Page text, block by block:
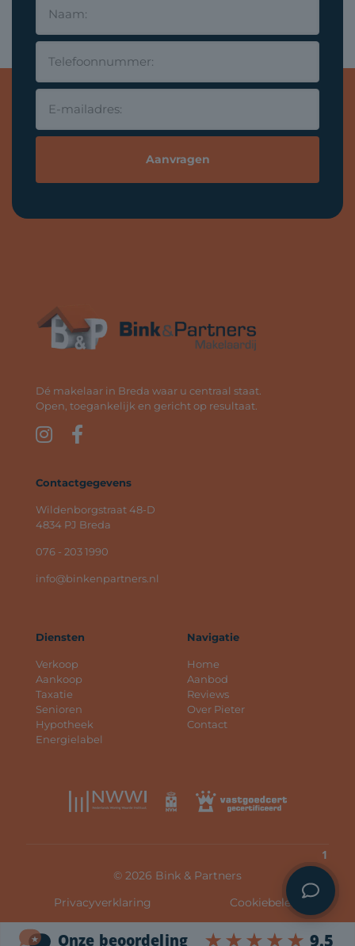
Dé makelaar in Breda waar u centraal staat.
Open, toegankelijk en gericht op resultaat.
Contactgegevens
Wildenborgstraat 48-D
4834 PJ Breda
076 - 203 1990
info@binkenpartners.nl
Diensten
Verkoop
Aankoop
Taxatie
Senioren
Hypotheek
Energielabel
Navigatie
Home
Aanbod
Reviews
Over Pieter
Contact
© 2026 Bink & Partners
Privacyverklaring
Cookiebeleid
1